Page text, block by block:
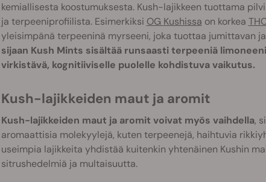
kemiallisesta koostumuksesta. Kush-lajikkeen tuottama
ja terpeeniprofiilista. Esimerkiksi OG Kushissa on korkea
yleisimpänä terpeeninä myrseeni, joka tuottaa jumittavan
sijaan Kush Mints sisältää runsaasti terpeeniä
virkistävä, kognitiiviselle puolelle kohdistuva vaikutus.
Kush-lajikkeiden maut ja aromit
Kush-lajikkeiden maut ja aromit voivat myös vaihdella,
aromaattisia molekyylejä, kuten terpeenejä, haihtuvia
useimpia lajikkeita yhdistää kuitenkin yhtenäinen Kushin
sitrushedelmiä ja multaisuutta.